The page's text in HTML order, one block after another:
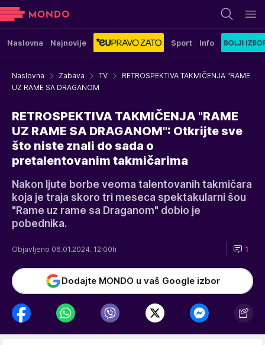
Naslovna Najnovije Sport Info
Naslovna Zabava TV
RETROSPEKTIVA TAKMIČENJA "RAME
UZ RAME SA DRAGANOM
RETROSPEKTIVA TAKMIČENJA "RAME
UZ RAME SA DRAGANOM": Otkrijte sve
što niste znali do sada o
pretalentovanim takmičarima
Nakon ljute borbe veoma talentovanih takmičara
koja je traja skoro tri meseca spektakularni šou
"Rame uz rame sa Draganom" dobio je
pobednika.
Objavljeno 06.01.2024. 12:00h 1
Dodajte MONDO u vaš Google izbor